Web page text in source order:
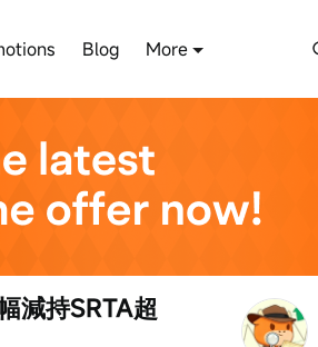
Blog More
減持SRTA超